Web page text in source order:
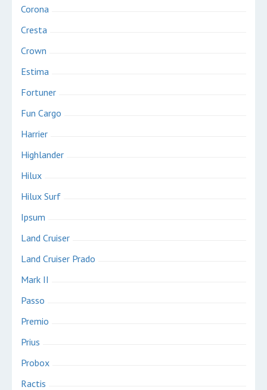
Corona
Cresta
Crown
Estima
Fortuner
Fun Cargo
Harrier
Highlander
Hilux
Hilux Surf
Ipsum
Land Cruiser
Land Cruiser Prado
Mark II
Passo
Premio
Prius
Probox
Ractis